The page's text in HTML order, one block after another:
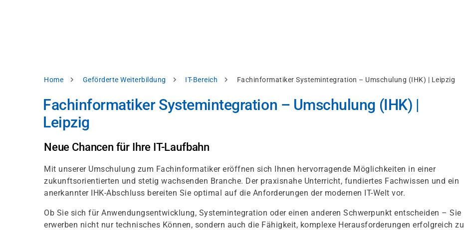
Pfadnavigation
Home Geförderte Weiterbildung IT-Bereich Fachinformatiker Systemintegration – Umschulung (IHK) | Leipzig
Fachinformatiker Systemintegration – Umschulung (IHK) |
Leipzig
Neue Chancen für Ihre IT-Laufbahn
Mit unserer Umschulung zum Fachinformatiker eröffnen sich Ihnen hervorragende Möglichkeiten in einer
zukunftsorientierten und stetig wachsenden Branche. Der praxisnahe Unterricht, fundiertes Fachwissen und ein
anerkannter IHK-Abschluss bereiten Sie optimal auf die Anforderungen der modernen IT-Welt vor.
Ob Sie sich für Anwendungsentwicklung, Systemintegration oder einen anderen Schwerpunkt entscheiden – Sie
erwerben nicht nur technisches Können, sondern auch die Fähigkeit, komplexe Herausforderungen erfolgreich zu
Datenschutzhinweis